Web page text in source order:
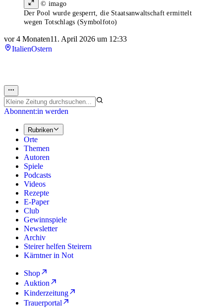
© imago
Der Pool wurde gesperrt, die Staatsanwaltschaft ermittelt
wegen Totschlags (Symbolfoto)
vor 4 Monaten11. April 2026 um 12:33
ItalienOstern
Abonnent:in werden
Rubriken
Orte
Themen
Autoren
Spiele
Podcasts
Videos
Rezepte
E-Paper
Club
Gewinnspiele
Newsletter
Archiv
Steirer helfen Steirern
Kärntner in Not
Shop
Auktion
Kinderzeitung
Trauerportal